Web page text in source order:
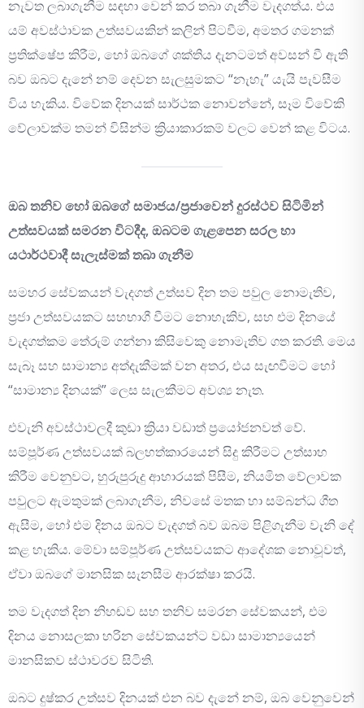
නැවත ලබාගැනීම සඳහා වෙන් කර තබා ගැනීම වැදගත්ය. එය
යම් අවස්ථාවක උත්සවයකින් කලින් පිටවීම, අමතර ගමනක්
ප්‍රතික්ෂේප කිරීම, හෝ ඔබගේ ශක්තිය දැනටමත් අවසන් වී ඇති
බව ඔබට දැනේ නම් දෙවන සැලසුමකට “නැහැ” යැයි පැවසීම
විය හැකිය. විවේක දිනයක් සාර්ථක නොවන්නේ, සෑම විවේකි
වේලාවක්ම තමන් විසින්ම ක්‍රියාකාරකම් වලට වෙන් කළ විටය.
ඔබ තනිව හෝ ඔබගේ සමාජය/ප්‍රජාවෙන් දුරස්ථව සිටිමින්
උත්සවයක් සමරන විටදීද, ඔබටම ගැළපෙන සරල හා
යථාර්ථවාදී සැලැස්මක් තබා ගැනීම
සමහර සේවකයන් වැදගත් උත්සව දින තම පවුල නොමැතිව,
ප්‍රජා උත්සවයකට සහභාගී වීමට නොහැකිව, සහ එම දිනයේ
වැදගත්කම තේරුම් ගන්නා කිසිවෙකු නොමැතිව ගත කරති. මෙය
සැබෑ සහ සාමාන්‍ය අත්දැකීමක් වන අතර, එය සැඟවීමට හෝ
“සාමාන්‍ය දිනයක්” ලෙස සැලකීමට අවශ්‍ය නැත.
එවැනි අවස්ථාවලදී කුඩා ක්‍රියා වඩාත් ප්‍රයෝජනවත් වේ.
සම්පූර්ණ උත්සවයක් බලහත්කාරයෙන් සිදු කිරීමට උත්සාහ
කිරීම වෙනුවට, හුරුපුරුදු ආහාරයක් පිසීම, නියමිත වේලාවක
පවුලට ඇමතුමක් ලබාගැනීම, නිවසේ මතක හා සම්බන්ධ ගීත
ඇසීම, හෝ එම දිනය ඔබට වැදගත් බව ඔබම පිළිගැනීම වැනි දේ
කළ හැකිය. මේවා සම්පූර්ණ උත්සවයකට ආදේශක නොවූවත්,
ඒවා ඔබගේ මානසික සැනසීම ආරක්ෂා කරයි.
තම වැදගත් දින නිහඬව සහ තනිව සමරන සේවකයන්, එම
දිනය නොසලකා හරින සේවකයන්ට වඩා සාමාන්‍යයෙන්
මානසිකව ස්ථාවරව සිටිති.
ඔබට දුෂ්කර උත්සව දිනයක් එන බව දැනේ නම්, ඔබ වෙනුවෙන්